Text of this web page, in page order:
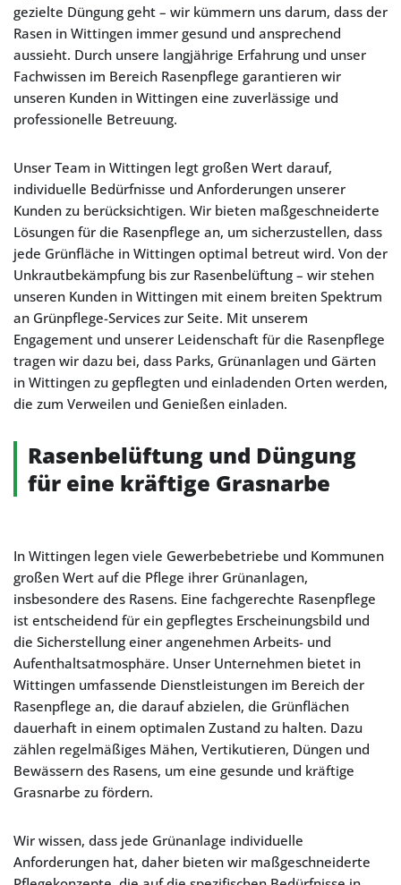
gezielte Düngung geht – wir kümmern uns darum, dass der
Rasen in Wittingen immer gesund und ansprechend
aussieht. Durch unsere langjährige Erfahrung und unser
Fachwissen im Bereich Rasenpflege garantieren wir
unseren Kunden in Wittingen eine zuverlässige und
professionelle Betreuung.
Unser Team in Wittingen legt großen Wert darauf,
individuelle Bedürfnisse und Anforderungen unserer
Kunden zu berücksichtigen. Wir bieten maßgeschneiderte
Lösungen für die Rasenpflege an, um sicherzustellen, dass
jede Grünfläche in Wittingen optimal betreut wird. Von der
Unkrautbekämpfung bis zur Rasenbelüftung – wir stehen
unseren Kunden in Wittingen mit einem breiten Spektrum
an Grünpflege-Services zur Seite. Mit unserem
Engagement und unserer Leidenschaft für die Rasenpflege
tragen wir dazu bei, dass Parks, Grünanlagen und Gärten
in Wittingen zu gepflegten und einladenden Orten werden,
die zum Verweilen und Genießen einladen.
Rasenbelüftung und Düngung
für eine kräftige Grasnarbe
In Wittingen legen viele Gewerbebetriebe und Kommunen
großen Wert auf die Pflege ihrer Grünanlagen,
insbesondere des Rasens. Eine fachgerechte Rasenpflege
ist entscheidend für ein gepflegtes Erscheinungsbild und
die Sicherstellung einer angenehmen Arbeits- und
Aufenthaltsatmosphäre. Unser Unternehmen bietet in
Wittingen umfassende Dienstleistungen im Bereich der
Rasenpflege an, die darauf abzielen, die Grünflächen
dauerhaft in einem optimalen Zustand zu halten. Dazu
zählen regelmäßiges Mähen, Vertikutieren, Düngen und
Bewässern des Rasens, um eine gesunde und kräftige
Grasnarbe zu fördern.
Wir wissen, dass jede Grünanlage individuelle
Anforderungen hat, daher bieten wir maßgeschneiderte